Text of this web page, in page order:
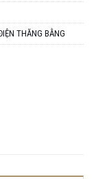
THĂNG BẰNG